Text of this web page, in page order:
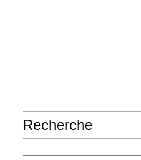
Recherche